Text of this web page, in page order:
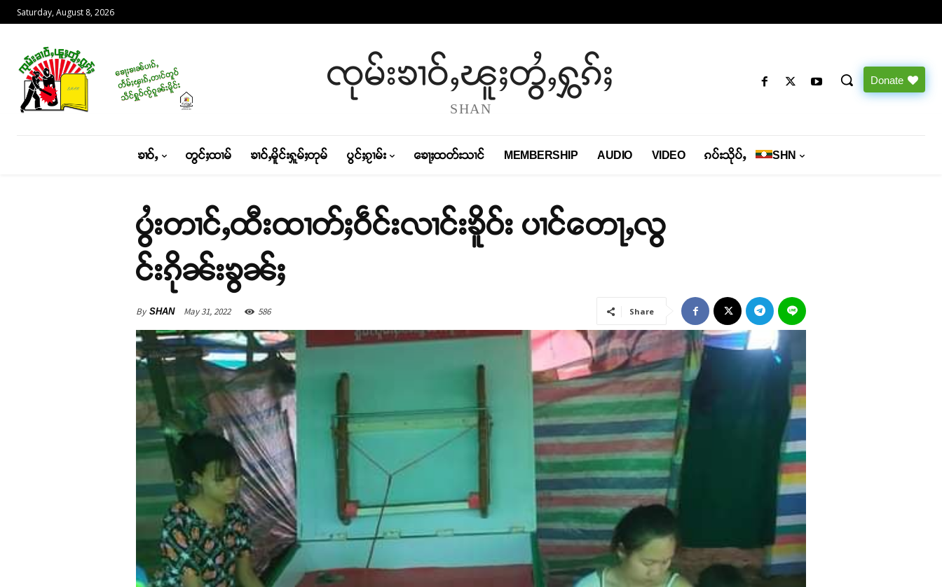
Saturday, August 8, 2026
ၸုမ်းၶၢဝ်ႇၽူႈတွႆႇႁွၵ်ႈ
SHAN
Donate
ၶၢဝ်ႇ တွင်ႈထၢမ် ၶၢဝ်ႇမိူင်းႁူမ်ႈတုမ် ပွင်ႈၵႂၢမ်း ၶေႃႈထတ်းသၢင် MEMBERSHIP AUDIO VIDEO ၵပ်းသိုပ်ႇ SHN
ပွႆးတၢင်ႇထီးထၢတ်ႈဝဵင်းလၢင်းၶိူဝ်း ပၢင်တေႃႇလွ
င်းၵိုၼ်းၶွၼ်ႈ
By SHAN May 31, 2022 586 Share